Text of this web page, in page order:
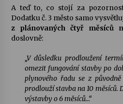
A teď to, co stojí za
Dodatku č. 3 město samo
z plánovaných čtyř měsíců
doslovně:
„V důsledku prodloužení
omezit fungování stavby po
plynového řadu se z
prodlouží stavba na 10 měsíců.
výstavby o 6 měsíců…“